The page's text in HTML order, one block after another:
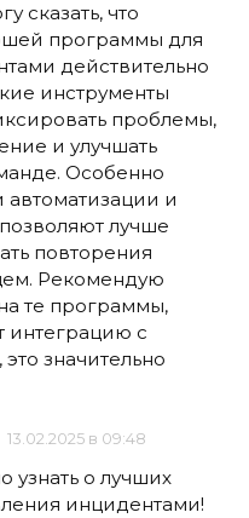
сказать, что
программы для
действительно
инструменты
проблемы,
и улучшать
Особенно
и
лучше
повторения
Рекомендую
те программы,
интеграцию с
значительно
13.02.2025 в 09:48
узнать о лучших
инцидентами!